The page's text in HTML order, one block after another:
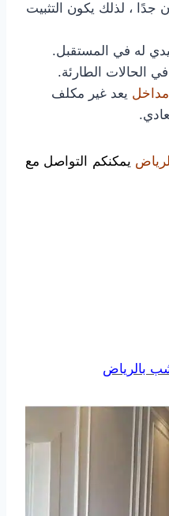
جدًا ، لذلك يكون التثبيت
له في المستقبل.
الحالات الطارئة.
يعد غير مكلف
يمكنكم التواصل مع
بالرياض